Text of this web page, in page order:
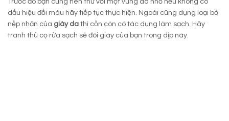
Trước đó bạn cũng nên thử với một vùng da nhỏ nếu không có
dấu hiệu đổi màu hãy tiếp tục thực hiện. Ngoài cũng dụng loại bỏ
nếp nhăn của giày da thì cồn còn có tác dụng làm sạch. Hãy
tranh thủ cọ rửa sạch sẽ đôi giày của bạn trong dịp này.